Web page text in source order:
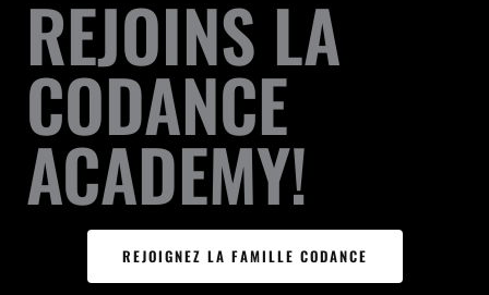
REJOINS LA
CODANCE
ACADEMY!
REJOIGNEZ LA FAMILLE CODANCE